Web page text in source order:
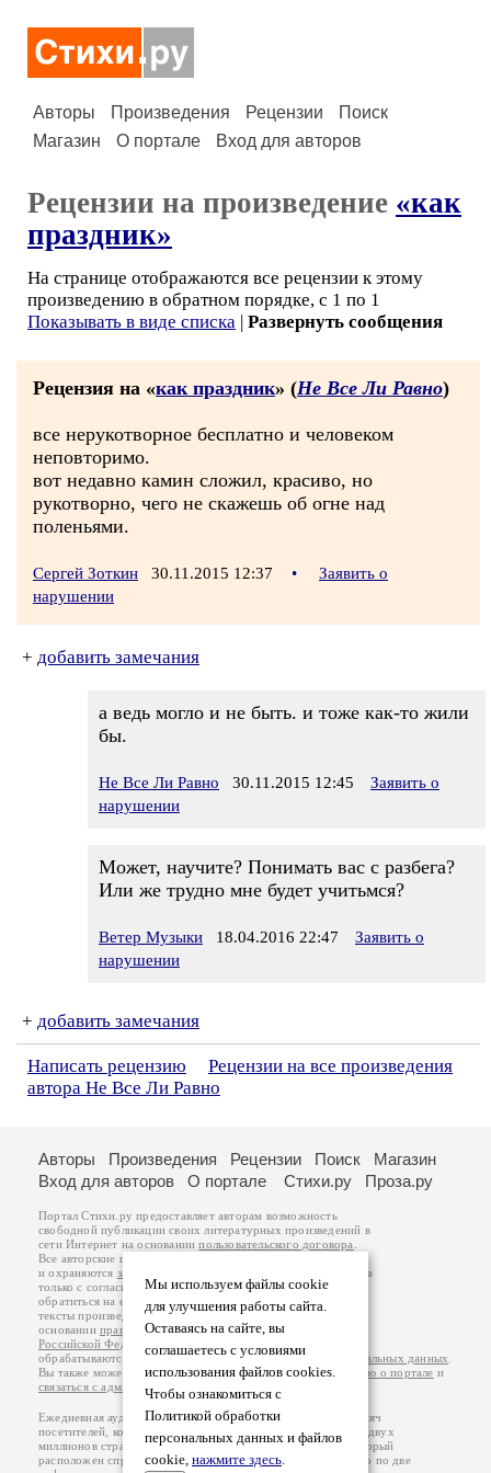
Авторы Произведения Рецензии
Поиск
Магазин
О портале Вход для авторов
Рецензии на произведение «как
праздник»
На странице отображаются все рецензии к этому
произведению в обратном порядке, с 1 по 1
Показывать в виде списка | Развернуть сообщения
Рецензия на «как праздник» (Не Все Ли Равно)
все нерукотворное бесплатно и человеком
неповторимо.
вот недавно камин сложил, красиво, но
рукотворно, чего не скажешь об огне над
поленьями.
Сергей Зоткин 30.11.2015 12:37 •
Заявить о
нарушении
+ добавить замечания
а ведь могло и не быть. и тоже как-то жили
бы.
Не Все Ли Равно 30.11.2015 12:45
Заявить о
нарушении
Может, научите? Понимать вас с разбега?
Или же трудно мне будет учитьмся?
Ветер Музыки 18.04.2016 22:47
Заявить о
нарушении
+ добавить замечания
Написать рецензию
Рецензии на все произведения
автора Не Все Ли Равно
Мы используем файлы cookie
для улучшения работы сайта.
Оставаясь на сайте, вы
соглашаетесь с условиями
использования файлов cookies.
Чтобы ознакомиться с
Политикой обработки
персональных данных и файлов
cookie, нажмите здесь.
Авторы Произведения Рецензии Поиск
Магазин
Вход для авторов
О портале Стихи.ру Проза.ру
Портал Стихи.ру предоставляет авторам возможность
свободной публикации своих литературных произведений в
сети Интернет на основаниипользовательского договора
Все авторские права на произведения принадлежат авторам
и охраняются законом
. Перепечатка произведений возможна
только с согласия его автора, к которому вы можете
обратиться на его авторской странице. Ответственность за
тексты произведений авторы несут самостоятельно на
основанииправил публикацииизаконодательства
Российской Федерации
обрабатываются на основанииПолитики обработки персональных данных
Вы также можете посмотреть более подробнуюинформацию о портале и
связаться с администрацией
Ежедневная аудитория портала Стихи.ру – порядка 200 тысяч
посетителей, которые в общей сумме просматривают более двух
миллионов страниц по данным счетчика посещаемости, который
расположен справа от этого текста. В каждой графе указано по две